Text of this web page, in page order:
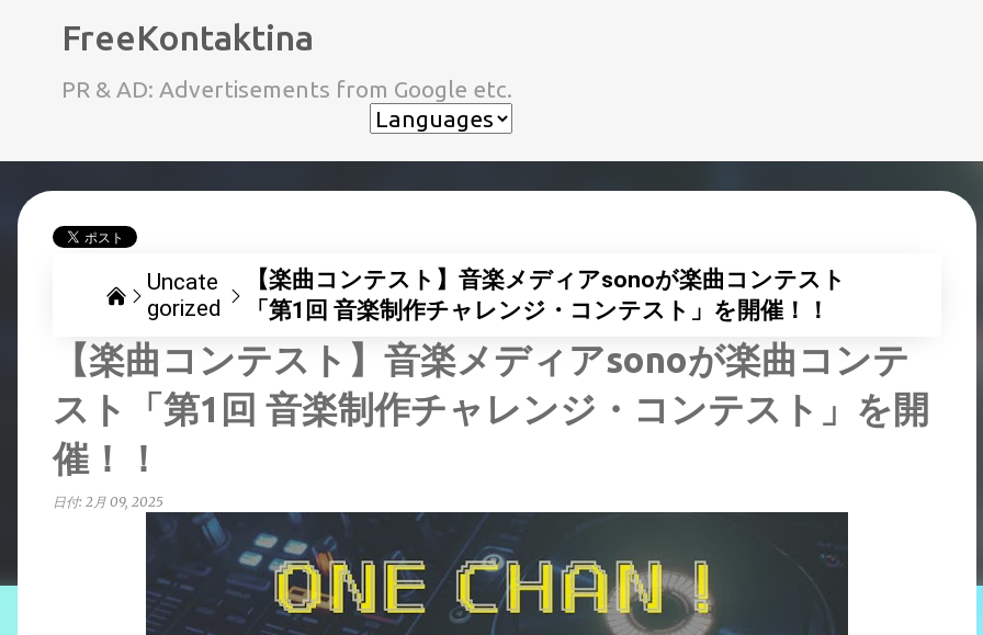
FreeKontaktina
PR & AD: Advertisements from Google etc.
Uncate
gorized
【楽曲コンテスト】音楽メディアsonoが楽曲コンテスト
「第1回 音楽制作チャレンジ・コンテスト」を開催！！
【楽曲コンテスト】音楽メディアsonoが楽曲コンテ
スト「第1回 音楽制作チャレンジ・コンテスト」を開
催！！
日付: 2月 09, 2025